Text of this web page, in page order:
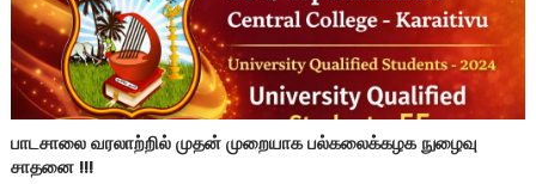
பாடசாலை வரலாற்றில் முதன் முறையாக பல்கலைக்கழக நுழைவு
சாதனை !!!